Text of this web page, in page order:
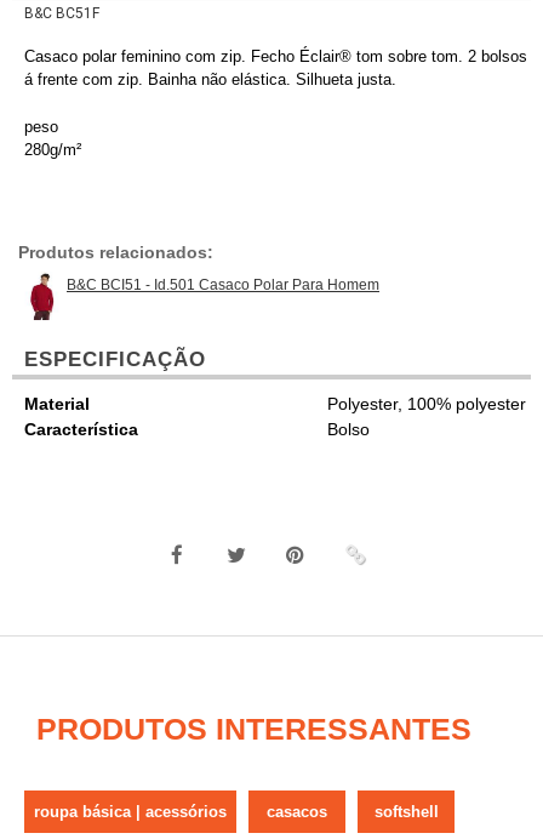
B&C BC51F
Casaco polar feminino com zip. Fecho Éclair® tom sobre tom. 2 bolsos
á frente com zip. Bainha não elástica. Silhueta justa.
peso
280g/m²
Produtos relacionados:
B&C BCI51 - Id.501 Casaco Polar Para Homem
ESPECIFICAÇÃO
Material
Polyester, 100% polyester
Característica
Bolso
PRODUTOS INTERESSANTES
roupa básica | acessórios casacos softshell